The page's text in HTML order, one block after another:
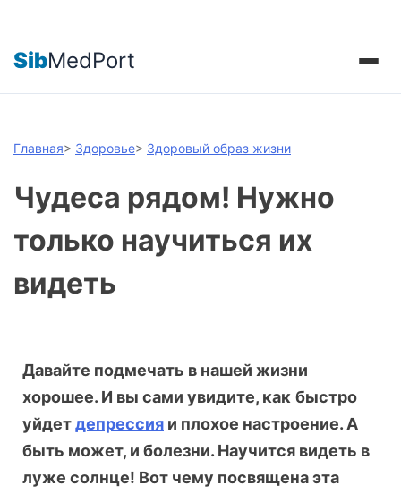
SibMedPort
Главная> Здоровье> Здоровый образ жизни
Чудеса рядом! Нужно
только научиться их
видеть
Давайте подмечать в нашей жизни
хорошее. И вы сами увидите, как быстро
уйдетдепрессия и плохое настроение. А
быть может, и болезни. Научится видеть в
луже солнце! Вот чему посвящена эта